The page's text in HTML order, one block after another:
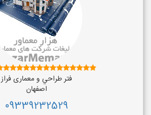
فتر طراحي و معماری فراز
اصفهان
09339232529